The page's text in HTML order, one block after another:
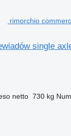
rimorchio
single
netto 730 kg